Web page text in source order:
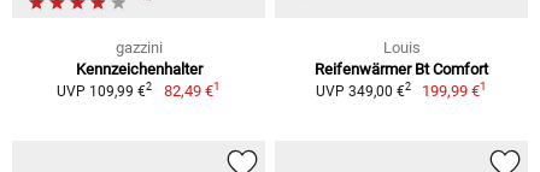
gazzini
Kennzeichenhalter
UVP 109,99 €2 82,49 €1
Louis
Reifenwärmer Bt Comfort
UVP 349,00 €2 199,99 €1